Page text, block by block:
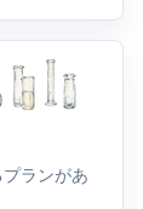
ランがあ